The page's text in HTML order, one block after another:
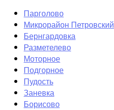
Парголово
Микрорайон Петровский
Бернгардовка
Разметелево
Моторное
Подгорное
Пудость
Заневка
Борисово